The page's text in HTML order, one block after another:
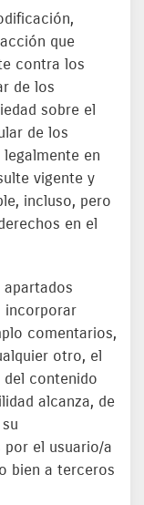
que
contra los
de los
sobre el
de los
en
vigente y
incluso, pero
en el
incorporar
comentarios,
otro, el
del contenido
alcanza, de
por el usuario/a
bien a terceros